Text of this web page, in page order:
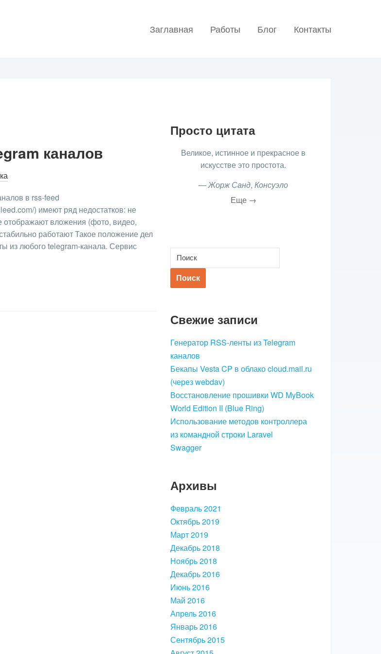
Заглавная Работы Блог Контакты
каналов
в rss-feed
) имеют ряд недостатков: не
отображают вложения (фото, видео,
работают Такое положение дел
из любого telegram-канала. Сервис
Просто цитата
Великое, истинное и прекрасное в
искусстве это простота.
—Жорж Санд, Консуэло
Еще →
Свежие записи
Генератор RSS-ленты из Telegram
каналов
Бекапы Vesta CP в облако cloud.mail.ru
(через webdav)
Восстановление прошивки WD MyBook
World Edition II (Blue Ring)
Использование методов контроллера
из командной строки Laravel
Swagger
Архивы
Февраль 2021
Октябрь 2019
Март 2019
Декабрь 2018
Ноябрь 2018
Декабрь 2016
Июнь 2016
Май 2016
Апрель 2016
Январь 2016
Сентябрь 2015